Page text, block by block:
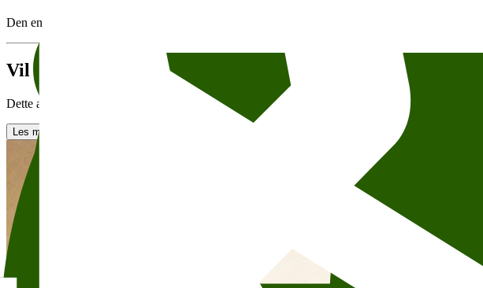
Den enkelte arrangør er ansvarlig for arrangement og tekst, innhenting av fototillatelse og
Vil du leie Skram?
Dette arrangementet finner sted i Skram. Skram er den nest største salen på Litteraturhuset,
Les mer om utleie